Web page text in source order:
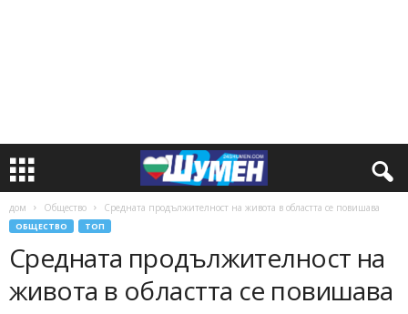
дом Общество Средната продължителност на живота в областта се повишава
ОБЩЕСТВО ТОП
Средната продължителност на
живота в областта се повишава